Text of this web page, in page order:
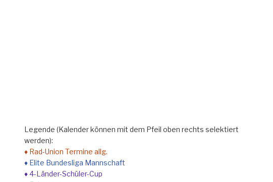
Legende (Kalender können mit dem Pfeil oben rechts selektiert
werden):
♦ Rad-Union Termine allg.
♦ Elite Bundesliga Mannschaft
♦ 4-Länder-Schüler-Cup